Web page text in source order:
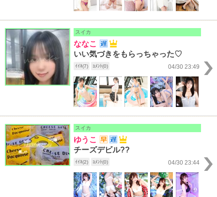
スイカ
ななこ
いい気づきをもらっちゃった♡
ｲｲﾈ(7) ｺﾒﾝﾄ(0) 04/30 23:49
スイカ
ゆうこ
チーズデビル??
ｲｲﾈ(2) ｺﾒﾝﾄ(0) 04/30 23:44